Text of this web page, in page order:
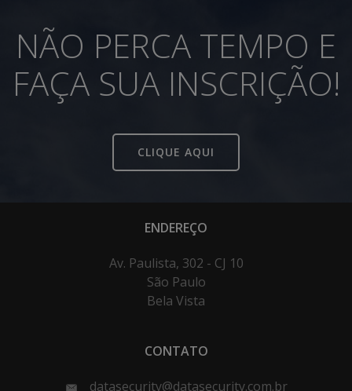
NÃO PERCA TEMPO E
FAÇA SUA INSCRIÇÃO!
CLIQUE AQUI
ENDEREÇO
Av. Paulista, 302 - CJ 10
São Paulo
Bela Vista
CONTATO
datasecurity@datasecurity.com.br